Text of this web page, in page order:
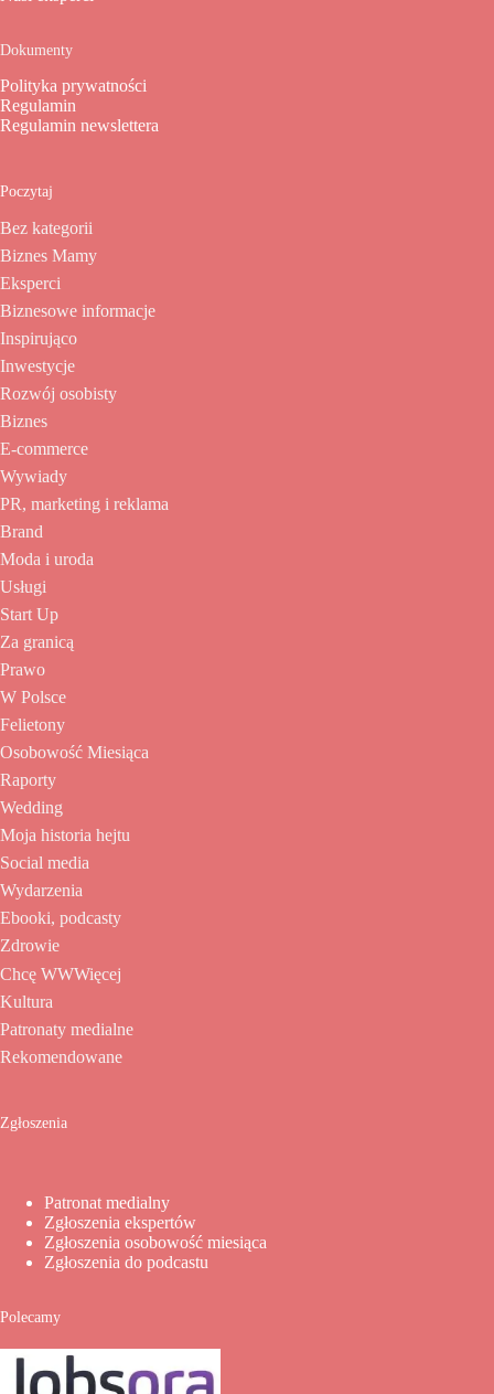
Dokumenty
Polityka prywatności
Regulamin
Regulamin newslettera
Poczytaj
Bez kategorii
Biznes Mamy
Eksperci
Biznesowe informacje
Inspirująco
Inwestycje
Rozwój osobisty
Biznes
E-commerce
Wywiady
PR, marketing i reklama
Brand
Moda i uroda
Usługi
Start Up
Za granicą
Prawo
W Polsce
Felietony
Osobowość Miesiąca
Raporty
Wedding
Moja historia hejtu
Social media
Wydarzenia
Ebooki, podcasty
Zdrowie
Chcę WWWięcej
Kultura
Patronaty medialne
Rekomendowane
Zgłoszenia
Patronat medialny
Zgłoszenia ekspertów
Zgłoszenia osobowość miesiąca
Zgłoszenia do podcastu
Polecamy